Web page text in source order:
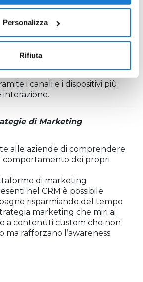
Personalizza
Rifiuta
i clienti si aspettano
a conoscere cosa vogliono
richiesto dal cliente stesso.
di mercato promuovendo i
i canali e i dispositivi più
interazione.
di Marketing
alle aziende di comprendere
comportamento dei propri
di marketing
nel CRM è possibile
risparmiando del tempo
marketing che miri ai
a contenuti custom che non
ma rafforzano l’awareness